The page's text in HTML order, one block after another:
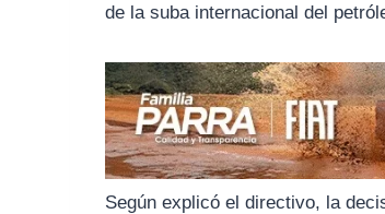
de la suba internacional del
Según explicó el directivo, la